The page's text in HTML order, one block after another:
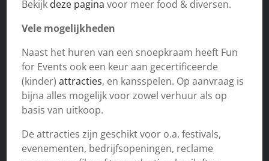
Bekijk deze pagina voor meer food & diversen.
Vele mogelijkheden
Naast het huren van een snoepkraam heeft Fun
for Events ook een keur aan gecertificeerde
(kinder)attracties, en kansspelen. Op aanvraag is
bijna alles mogelijk voor zowel verhuur als op
basis van uitkoop.
De attracties zijn geschikt voor o.a. festivals,
evenementen, bedrijfsopeningen, reclame